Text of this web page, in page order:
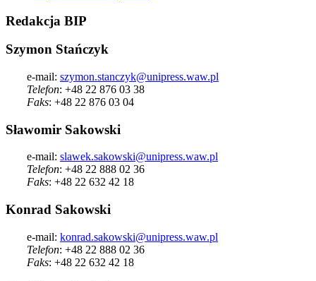
Redakcja BIP
Szymon Stańczyk
e-mail: szymon.stanczyk@unipress.waw.pl
Telefon: +48 22 876 03 38
Faks: +48 22 876 03 04
Sławomir Sakowski
e-mail: slawek.sakowski@unipress.waw.pl
Telefon: +48 22 888 02 36
Faks: +48 22 632 42 18
Konrad Sakowski
e-mail: konrad.sakowski@unipress.waw.pl
Telefon: +48 22 888 02 36
Faks: +48 22 632 42 18